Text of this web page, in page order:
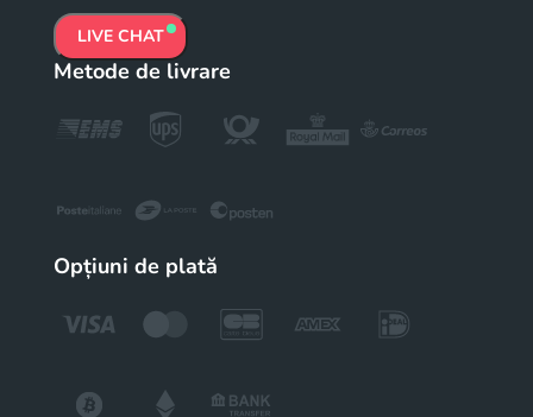
LIVE CHAT
Metode de livrare
Opțiuni de plată